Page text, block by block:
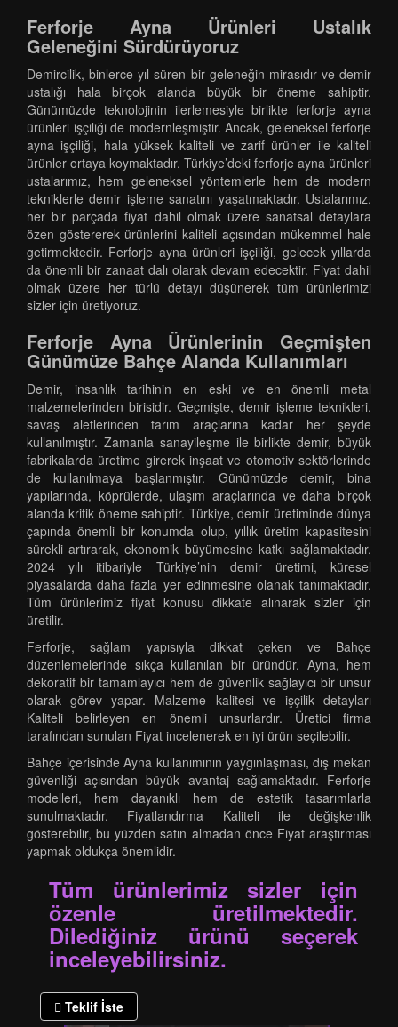
Ferforje Ayna Ürünleri Ustalık
Geleneğini Sürdürüyoruz
Demircilik, binlerce yıl süren bir geleneğin mirasıdır ve demir
ustalığı hala birçok alanda büyük bir öneme sahiptir.
Günümüzde teknolojinin ilerlemesiyle birlikte ferforje ayna
ürünleri işçiliği de modernleşmiştir. Ancak, geleneksel ferforje
ayna işçiliği, hala yüksek kaliteli ve zarif ürünler ile kaliteli
ürünler ortaya koymaktadır. Türkiye’deki ferforje ayna ürünleri
ustalarımız, hem geleneksel yöntemlerle hem de modern
tekniklerle demir işleme sanatını yaşatmaktadır. Ustalarımız,
her bir parçada fiyat dahil olmak üzere sanatsal detaylara
özen göstererek ürünlerini kaliteli açısından mükemmel hale
getirmektedir. Ferforje ayna ürünleri işçiliği, gelecek yıllarda
da önemli bir zanaat dalı olarak devam edecektir. Fiyat dahil
olmak üzere her türlü detayı düşünerek tüm ürünlerimizi
sizler için üretiyoruz.
Ferforje Ayna Ürünlerinin Geçmişten
Günümüze Bahçe Alanda Kullanımları
Demir, insanlık tarihinin en eski ve en önemli metal
malzemelerinden birisidir. Geçmişte, demir işleme teknikleri,
savaş aletlerinden tarım araçlarına kadar her şeyde
kullanılmıştır. Zamanla sanayileşme ile birlikte demir, büyük
fabrikalarda üretime girerek inşaat ve otomotiv sektörlerinde
de kullanılmaya başlanmıştır. Günümüzde demir, bina
yapılarında, köprülerde, ulaşım araçlarında ve daha birçok
alanda kritik öneme sahiptir. Türkiye, demir üretiminde dünya
çapında önemli bir konumda olup, yıllık üretim kapasitesini
sürekli artırarak, ekonomik büyümesine katkı sağlamaktadır.
2024 yılı itibariyle Türkiye’nin demir üretimi, küresel
piyasalarda daha fazla yer edinmesine olanak tanımaktadır.
Tüm ürünlerimiz fiyat konusu dikkate alınarak sizler için
üretilir.
Ferforje, sağlam yapısıyla dikkat çeken ve Bahçe
düzenlemelerinde sıkça kullanılan bir üründür. Ayna, hem
dekoratif bir tamamlayıcı hem de güvenlik sağlayıcı bir unsur
olarak görev yapar. Malzeme kalitesi ve işçilik detayları
Kaliteli belirleyen en önemli unsurlardır. Üretici firma
tarafından sunulan Fiyat incelenerek en iyi ürün seçilebilir.
Bahçe içerisinde Ayna kullanımının yaygınlaşması, dış mekan
güvenliği açısından büyük avantaj sağlamaktadır. Ferforje
modelleri, hem dayanıklı hem de estetik tasarımlarla
sunulmaktadır. Fiyatlandırma Kaliteli ile değişkenlik
gösterebilir, bu yüzden satın almadan önce Fiyat araştırması
yapmak oldukça önemlidir.
Tüm ürünlerimiz sizler için
özenle üretilmektedir.
Dilediğiniz ürünü seçerek
inceleyebilirsiniz.
Teklif İste